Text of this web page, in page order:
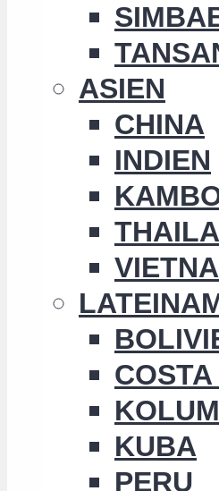
ASIEN
CHINA
INDIEN
KUBA
PERU